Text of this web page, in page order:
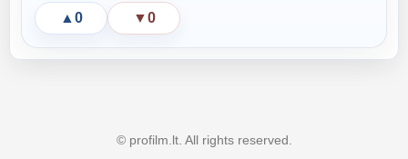
▲ 0 ▼0
© profilm.lt. All rights reserved.